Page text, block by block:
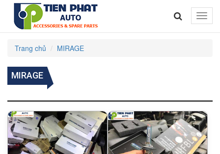
Toggle
Trang chủ MIRAGE
MIRAGE